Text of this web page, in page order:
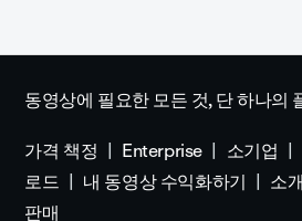
동영상에 필요한 모든 것, 단 하나의
가격 책정
Enterprise 소기업
로드
내 동영상 수익화하기 소개
판매